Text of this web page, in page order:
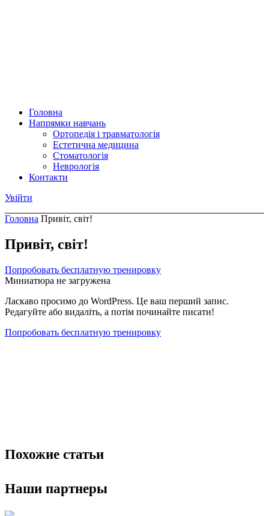
Головна
Напрямки навчань
Ортопедія і травматологія
Естетична медицина
Стоматологія
Неврологія
Контакти
Увійти
Головна
Контакти
Терапія аутологічною плазмою в естетичній медицині
Терапія аутологічною плазмою в Неврології
Терапія аутологічною плазмою в ортопедії і
травматології
Терапія аутологічною плазмою в стоматології
Головна Привіт, світ!
Привіт, світ!
Попробовать бесплатную тренировку
Миниатюра не загружена
Ласкаво просимо до WordPress. Це ваш перший запис.
Редагуйте або видаліть, а потім починайте писати!
Попробовать бесплатную тренировку
Похожие статьи
Наши партнеры